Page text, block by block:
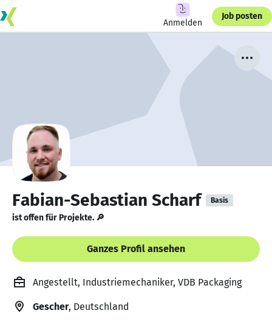
Anmelden
Job posten
Fabian-Sebastian Scharf Basis
ist offen für Projekte. 🔎
Ganzes Profil ansehen
Angestellt, Industriemechaniker, VDB Packaging
Gescher, Deutschland